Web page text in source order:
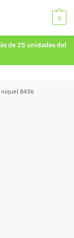
0
de 25 unidades del
niquel 8436